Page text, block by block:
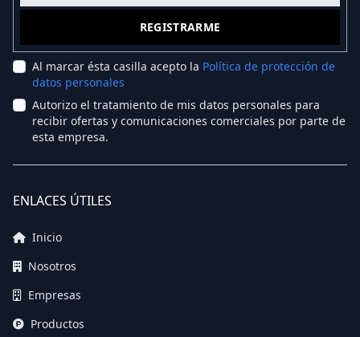
REGISTRARME
Al marcar ésta casilla acepto la Política de protección de
datos personales
Autorizo el tratamiento de mis datos personales para
recibir ofertas y comunicaciones comerciales por parte de
esta empresa.
ENLACES ÚTILES
Inicio
Nosotros
Empresas
Productos